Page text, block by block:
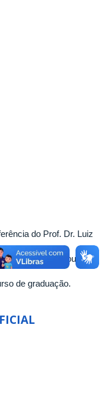
do Prof. Dr. Luiz
Bioscience Journal
de graduação.